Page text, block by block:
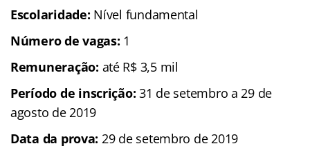
Escolaridade: Nível fundamental
Número de vagas: 1
Remuneração: até R$ 3,5 mil
Período de inscrição: 31 de setembro a 29 de
agosto de 2019
Data da prova: 29 de setembro de 2019